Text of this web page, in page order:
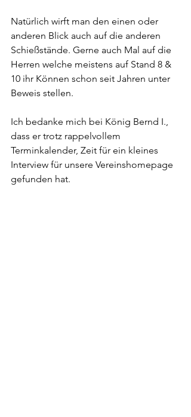
Natürlich wirft man den einen oder
anderen Blick auch auf die anderen
Schießstände. Gerne auch Mal auf die
Herren welche meistens auf Stand 8 &
10 ihr Können schon seit Jahren unter
Beweis stellen.
Ich bedanke mich bei König Bernd I.,
dass er trotz rappelvollem
Terminkalender, Zeit für ein kleines
Interview für unsere Vereinshomepage
gefunden hat.